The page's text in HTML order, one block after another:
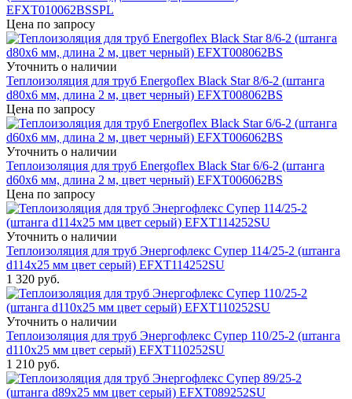
EFXT010062BSSPL
Цена по запросу
Уточнить о наличии
Теплоизоляция для труб Energoflex Black Star 8/6-2 (штанга
d80x6 мм, длина 2 м, цвет черный) EFXT008062BS
Цена по запросу
Уточнить о наличии
Теплоизоляция для труб Energoflex Black Star 6/6-2 (штанга
d60x6 мм, длина 2 м, цвет черный) EFXT006062BS
Цена по запросу
Уточнить о наличии
Теплоизоляция для труб Энергофлекс Супер 114/25-2 (штанга
d114x25 мм цвет серый) EFXT114252SU
1 320 руб.
Уточнить о наличии
Теплоизоляция для труб Энергофлекс Супер 110/25-2 (штанга
d110x25 мм цвет серый) EFXT110252SU
1 210 руб.